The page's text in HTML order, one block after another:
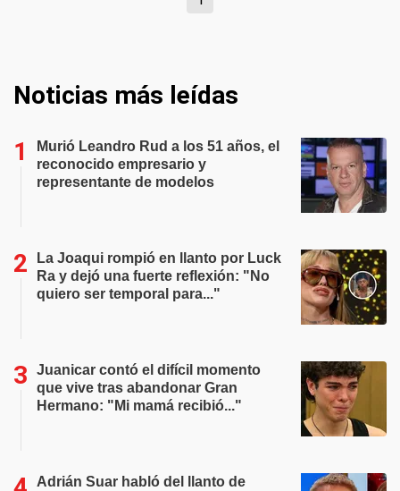
Noticias más leídas
Murió Leandro Rud a los 51 años, el
reconocido empresario y
representante de modelos
La Joaqui rompió en llanto por Luck
Ra y dejó una fuerte reflexión: "No
quiero ser temporal para..."
Juanicar contó el difícil momento
que vive tras abandonar Gran
Hermano: "Mi mamá recibió..."
Adrián Suar habló del llanto de